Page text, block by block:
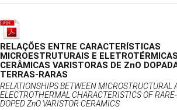
RELAÇÕES ENTRE CARACTERÍSTICAS
MICROESTRUTURAIS E
CERÂMICAS VARISTORAS DE ZnO
TERRAS-RARAS
RELATIONSHIPS BETWEEN MICROSTRUCTURAL
ELECTROTHERMAL CHARACTERISTICS OF
DOPED ZnO VARISTOR CERAMICS